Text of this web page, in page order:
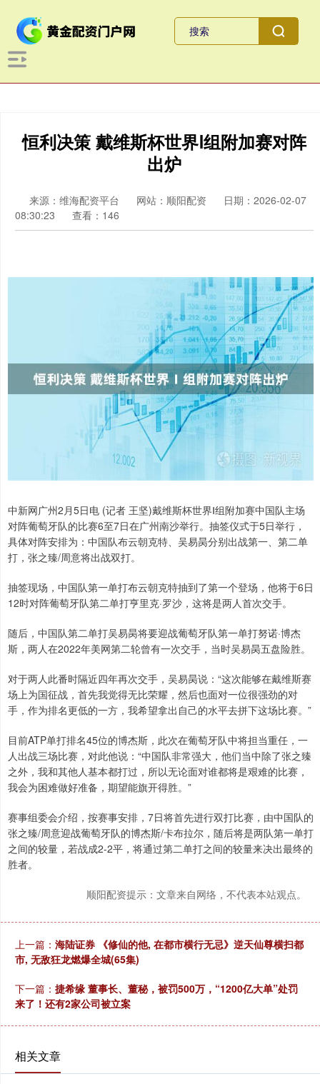
恒利决策 戴维斯杯世界Ⅰ组附加赛对阵
出炉
来源：维海配资平台 网站：顺阳配资
日期：2026-02-07
08:30:23
查看：146
中新网广州2月5日电 (记者 王坚)戴维斯杯世界Ⅰ组附加赛中国队主场
对阵葡萄牙队的比赛6至7日在广州南沙举行。抽签仪式于5日举行，
具体对阵安排为：中国队布云朝克特、吴易昺分别出战第一、第二单
打，张之臻/周意将出战双打。
抽签现场，中国队第一单打布云朝克特抽到了第一个登场，他将于6日
12时对阵葡萄牙队第二单打亨里克·罗沙，这将是两人首次交手。
随后，中国队第二单打吴易昺将要迎战葡萄牙队第一单打努诺·博杰
斯，两人在2022年美网第二轮曾有一次交手，当时吴易昺五盘险胜。
对于两人此番时隔近四年再次交手，吴易昺说：“这次能够在戴维斯赛
场上为国征战，首先我觉得无比荣耀，然后也面对一位很强劲的对
手，作为排名更低的一方，我希望拿出自己的水平去拼下这场比赛。”
目前ATP单打排名45位的博杰斯，此次在葡萄牙队中将担当重任，一
人出战三场比赛，对此他说：“中国队非常强大，他们当中除了张之臻
之外，我和其他人基本都打过，所以无论面对谁都将是艰难的比赛，
我会为困难做好准备，期望能旗开得胜。”
赛事组委会介绍，按赛事安排，7日将首先进行双打比赛，由中国队的
张之臻/周意迎战葡萄牙队的博杰斯/卡布拉尔，随后将是两队第一单打
之间的较量，若战成2-2平，将通过第二单打之间的较量来决出最终的
胜者。
顺阳配资提示：文章来自网络，不代表本站观点。
上一篇： 海陆证券 《修仙的他, 在都市横行无忌》逆天仙尊横扫都
市, 无敌狂龙燃爆全城(65集)
下一篇： 捷希缘 董事长、董秘，被罚500万，“1200亿大单”处罚
来了！还有2家公司被立案
相关文章